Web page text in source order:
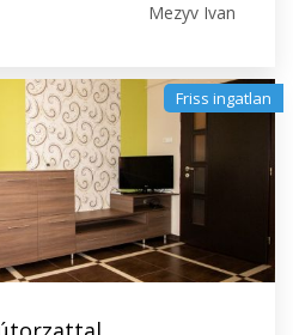
Mezyv Ivan
Friss ingatlan